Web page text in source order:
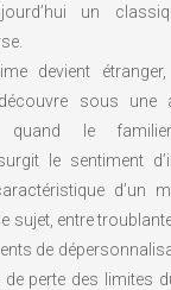
un
devient
sous une
quand le
le sentiment
d’un
sujet, entre
de
perte des limites